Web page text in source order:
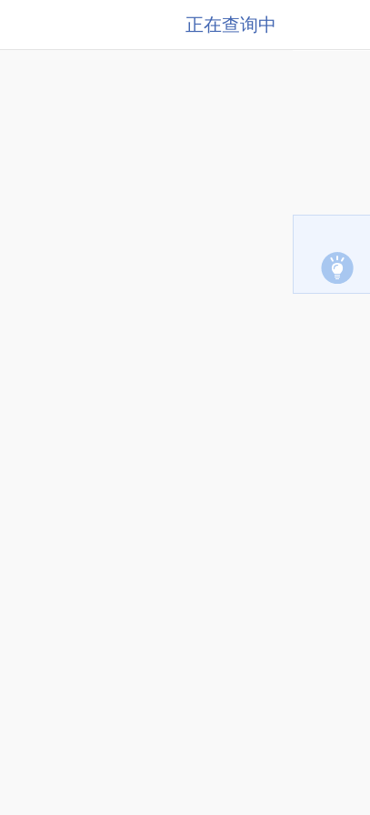
正在查询中